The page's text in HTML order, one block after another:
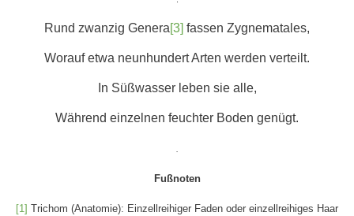
Rund zwanzig Genera[3] fassen Zygnematales,
Worauf etwa neunhundert Arten werden verteilt.
In Süßwasser leben sie alle,
Während einzelnen feuchter Boden genügt.
Fußnoten
[1] Trichom (Anatomie): Einzellreihiger Faden oder einzellreihiges Haar